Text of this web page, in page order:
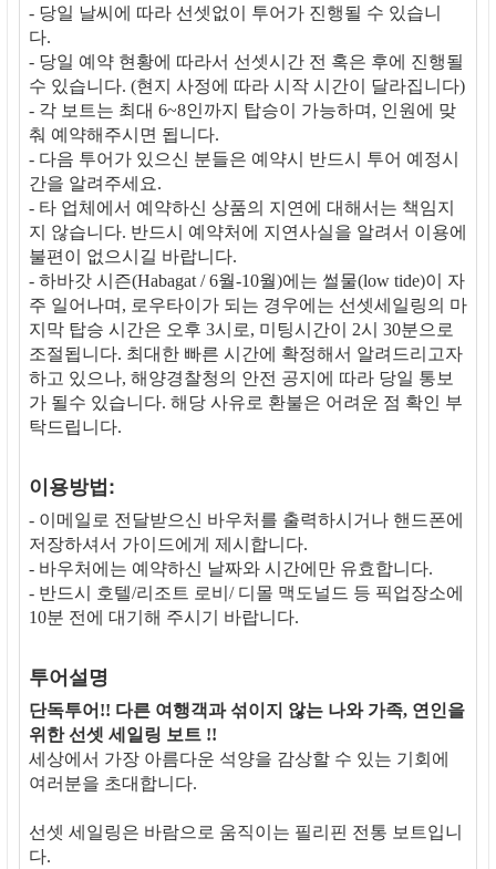
- 당일 날씨에 따라 선셋없이 투어가 진행될 수 있습니
다.
- 당일 예약 현황에 따라서 선셋시간 전 혹은 후에 진행될
수 있습니다. (현지 사정에 따라 시작 시간이 달라집니다)
- 각 보트는 최대 6~8인까지 탑승이 가능하며, 인원에 맞
춰 예약해주시면 됩니다.
- 다음 투어가 있으신 분들은 예약시 반드시 투어 예정시
간을 알려주세요.
- 타 업체에서 예약하신 상품의 지연에 대해서는 책임지
지 않습니다. 반드시 예약처에 지연사실을 알려서 이용에
불편이 없으시길 바랍니다.
- 하바갓 시즌(Habagat / 6월-10월)에는 썰물(low tide)이 자
주 일어나며, 로우타이가 되는 경우에는 선셋세일링의 마
지막 탑승 시간은 오후 3시로, 미팅시간이 2시 30분으로
조절됩니다. 최대한 빠른 시간에 확정해서 알려드리고자
하고 있으나, 해양경찰청의 안전 공지에 따라 당일 통보
가 될수 있습니다. 해당 사유로 환불은 어려운 점 확인 부
탁드립니다.
이용방법:
- 이메일로 전달받으신 바우처를 출력하시거나 핸드폰에
저장하셔서 가이드에게 제시합니다.
- 바우처에는 예약하신 날짜와 시간에만 유효합니다.
- 반드시 호텔/리조트 로비/ 디몰 맥도널드 등 픽업장소에
10분 전에 대기해 주시기 바랍니다.
투어설명
단독투어!! 다른 여행객과 섞이지 않는 나와 가족, 연인을
위한 선셋 세일링 보트 !!
세상에서 가장 아름다운 석양을 감상할 수 있는 기회에
여러분을 초대합니다.
선셋 세일링은 바람으로 움직이는 필리핀 전통 보트입니
다.